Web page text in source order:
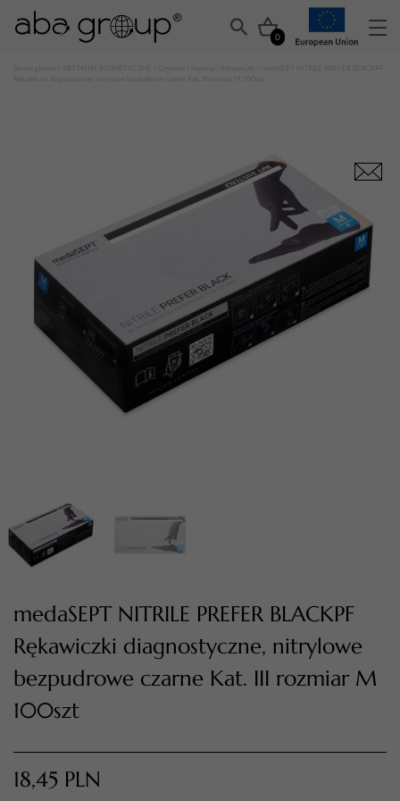
0
TWÓJ KOSZYK (0)
Suma koszyka ( 0)
ARTYKUŁY KOSMETYCZNE
/ medaSEPT NITRILE PREFER BLACKPF
Rękawiczki diagnostyczne, nitrylowe bezpudrowe czarne Kat. III rozmiar M 100szt
medaSEPT NITRILE PREFER BLACKPF
Rękawiczki diagnostyczne, nitrylowe
bezpudrowe czarne Kat. III rozmiar M
100szt
18,45 PLN